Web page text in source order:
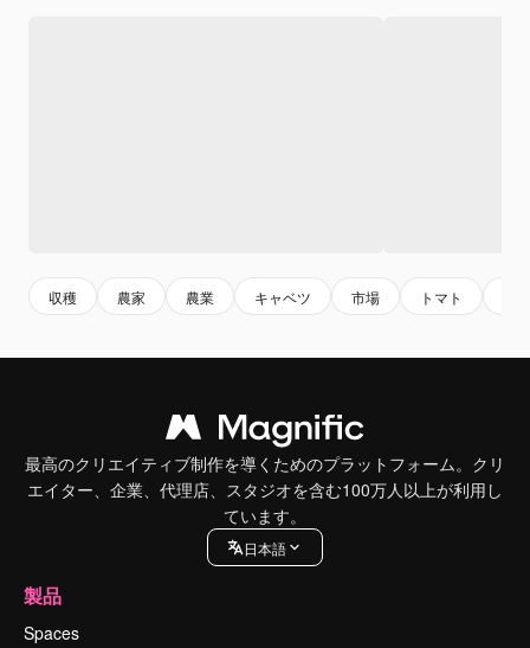
収穫 農家 農業 キャベツ 市場 トマト
最高のクリエイティブ制作を導くためのプラットフォーム。クリ
エイター、企業、代理店、スタジオを含む100万人以上が利用し
ています。
日本語
製品
Spaces